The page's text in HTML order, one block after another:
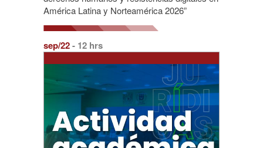
América Latina y Norteamérica 2026”
sep/22- 12 hrs